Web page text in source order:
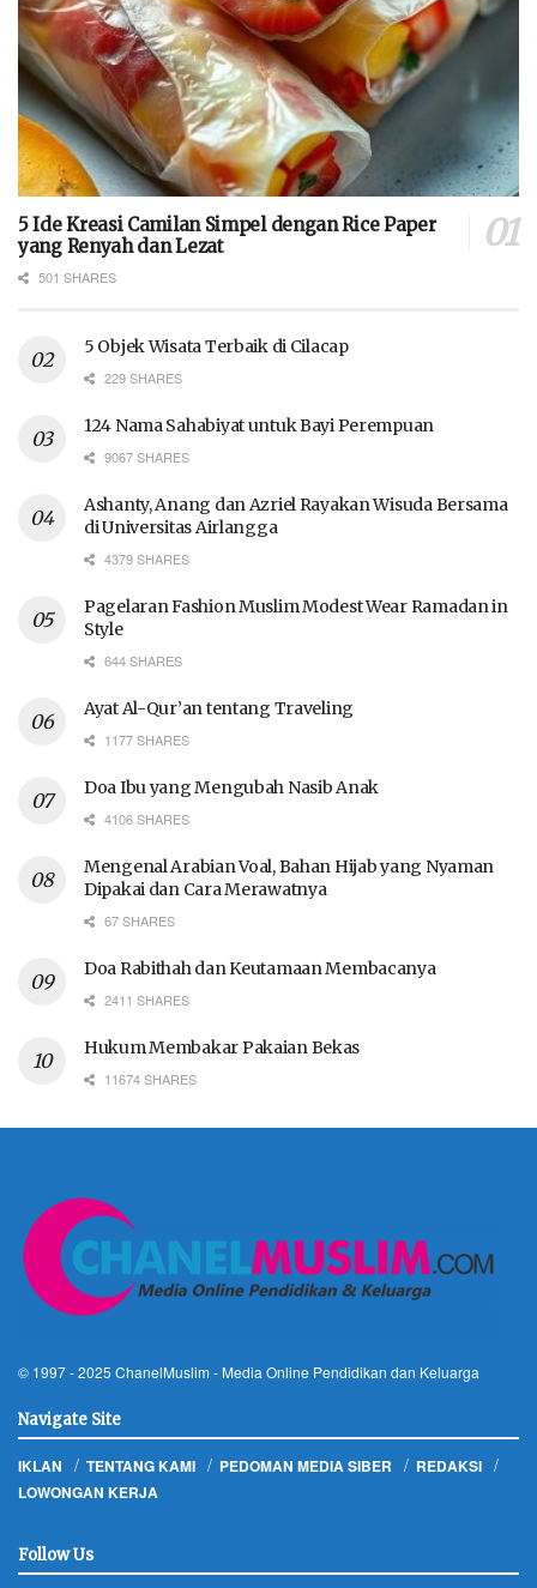
5 Ide Kreasi Camilan Simpel dengan Rice Paper
yang Renyah dan Lezat
501 SHARES
5 Objek Wisata Terbaik di Cilacap
229 SHARES
124 Nama Sahabiyat untuk Bayi Perempuan
9067 SHARES
Ashanty, Anang dan Azriel Rayakan Wisuda Bersama
di Universitas Airlangga
4379 SHARES
Pagelaran Fashion Muslim Modest Wear Ramadan in
Style
644 SHARES
Ayat Al-Qur’an tentang Traveling
1177 SHARES
Doa Ibu yang Mengubah Nasib Anak
4106 SHARES
Mengenal Arabian Voal, Bahan Hijab yang Nyaman
Dipakai dan Cara Merawatnya
67 SHARES
Doa Rabithah dan Keutamaan Membacanya
2411 SHARES
Hukum Membakar Pakaian Bekas
11674 SHARES
© 1997 - 2025 ChanelMuslim - Media Online Pendidikan dan Keluarga
Navigate Site
IKLAN TENTANG KAMI PEDOMAN MEDIA SIBER
REDAKSI
LOWONGAN KERJA
Follow Us